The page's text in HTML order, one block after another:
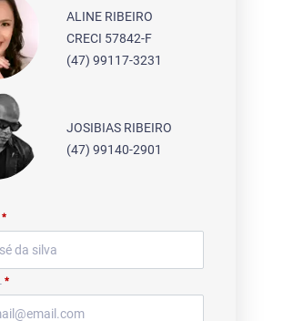
ALINE RIBEIRO
CRECI 57842-F
(47) 99117-3231
JOSIBIAS RIBEIRO
(47) 99140-2901
*
*